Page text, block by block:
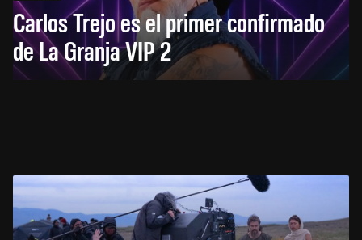
Carlos Trejo es el primer confirmado
de La Granja VIP 2